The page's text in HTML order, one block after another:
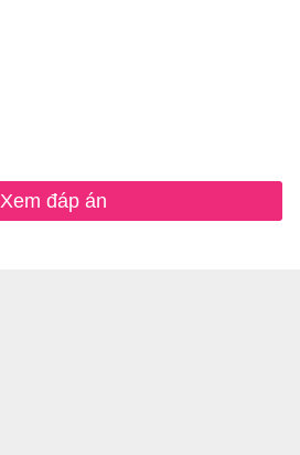
Xem đáp án